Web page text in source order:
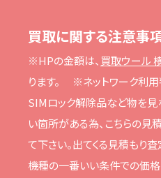
買取に関する注意事
※HPの⾦額は、 買取ウール
ります。
※ネットワーク利⽤
SIMロック解除品など物を
い箇所がある為、こちらの⾒
て下さい。出てくる⾒積もり
機種の⼀番いい条件での価格